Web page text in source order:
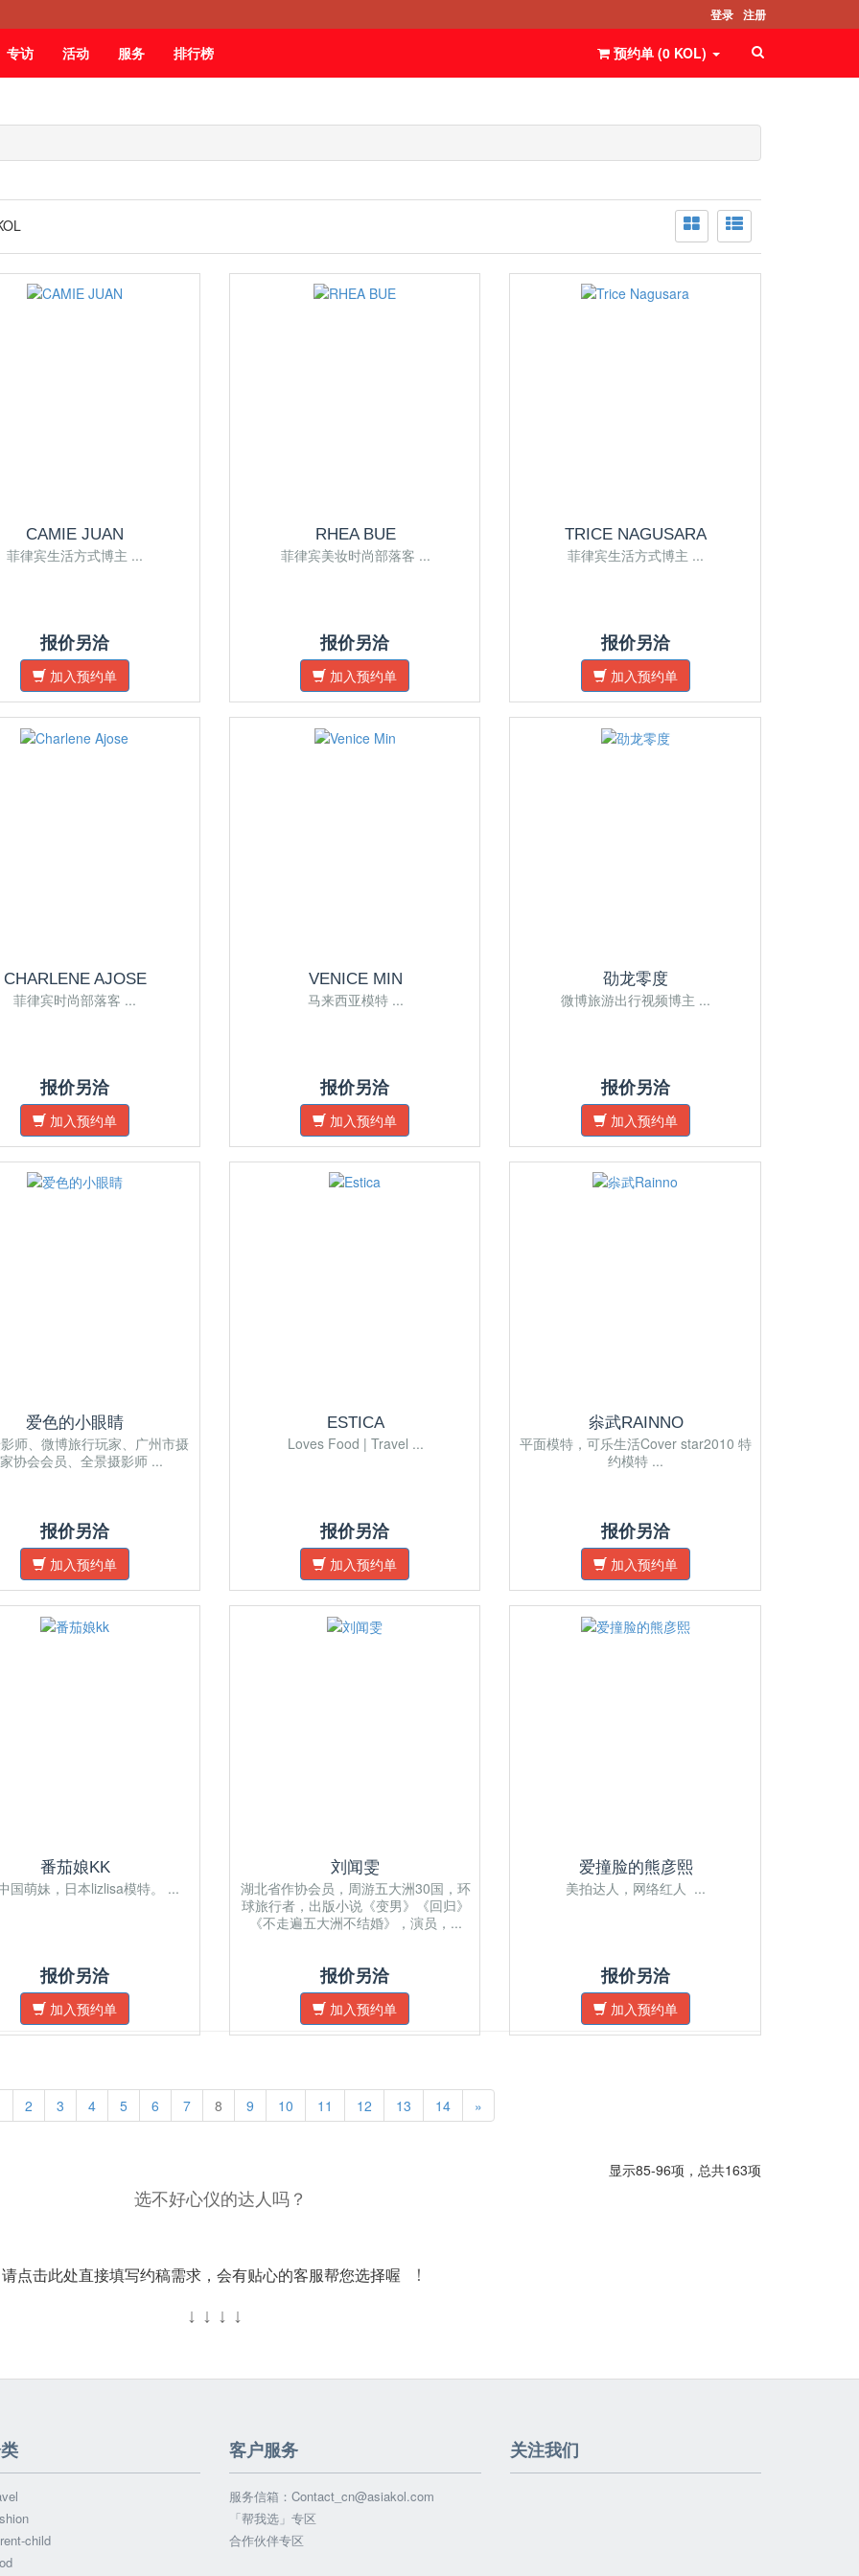
登录 注册
专访 活动 服务 排行榜 预约单 (0 KOL)
CAMIE JUAN
菲律宾生活方式博主 ...
报价另洽
加入预约单
RHEA BUE
菲律宾美妆时尚部落客 ...
报价另洽
加入预约单
TRICE NAGUSARA
菲律宾生活方式博主 ...
报价另洽
加入预约单
CHARLENE AJOSE
菲律宾时尚部落客 ...
报价另洽
加入预约单
VENICE MIN
马来西亚模特 ...
报价另洽
加入预约单
劭龙零度
微博旅游出行视频博主 ...
报价另洽
加入预约单
爱色的小眼睛
师、微博旅行玩家、广州市摄
协会会员、全景摄影师 ...
报价另洽
加入预约单
ESTICA
Loves Food | Travel ...
报价另洽
加入预约单
尜武RAINNO
平面模特，可乐生活Cover star2010 特
约模特 ...
报价另洽
加入预约单
番茄娘KK
国萌妹，日本lizlisa模特。 ...
报价另洽
加入预约单
刘闻雯
湖北省作协会员，周游五大洲30国，环
球旅行者，出版小说《变男》《回归》
《不走遍五大洲不结婚》，演员，...
报价另洽
加入预约单
爱撞脸的熊彦熙
美拍达人，网络红人 ...
报价另洽
加入预约单
2 3 4 5 6 7 8 9 10 11 12 13 14 »
显示85-96项，总共163项
选不好心仪的达人吗？
请点击此处直接填写约稿需求，会有贴心的客服帮您选择喔 ！
↓ ↓ ↓ ↓
child
客户服务
服务信箱： Contact_cn@asiakol.com
「帮我选」专区
合作伙伴专区
关注我们